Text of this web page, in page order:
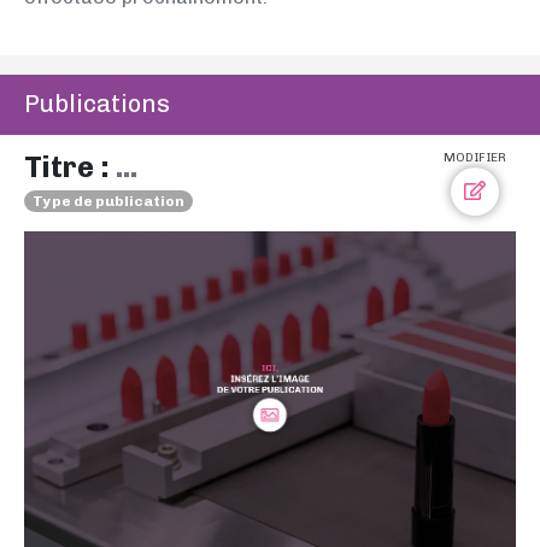
Publications
MODIFIER
Titre : ...
Type de publication